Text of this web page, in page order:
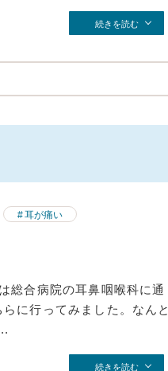
続きを読む
耳が痛い
総合病院の耳鼻咽喉科に通
に行ってみました。なんと
続きを読む